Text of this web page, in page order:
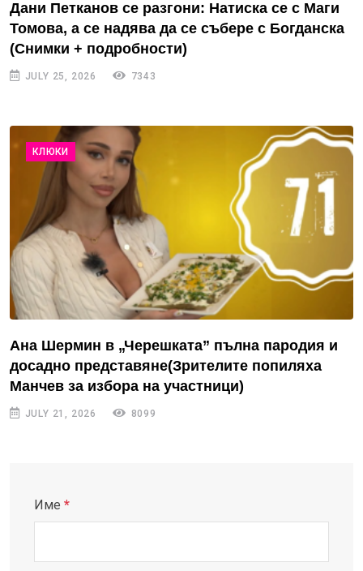
Дани Петканов се разгони: Натиска се с Маги
Томова, а се надява да се събере с Богданска
(Снимки + подробности)
JULY 25, 2026 7343
КЛЮКИ
Ана Шермин в „Черешката” пълна пародия и
досадно представяне(Зрителите попиляха
Манчев за избора на участници)
JULY 21, 2026 8099
Име *